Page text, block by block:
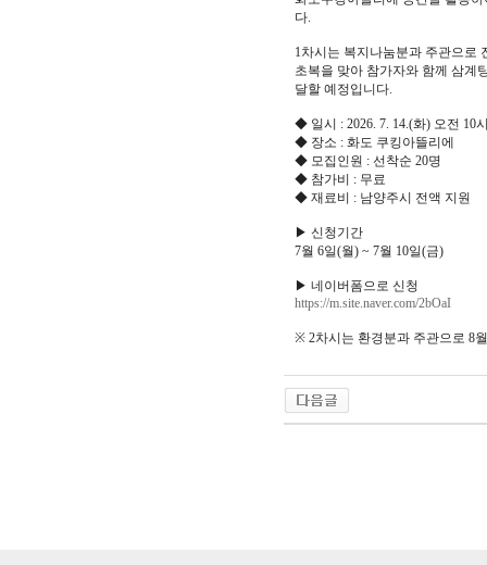
다.
1차시는 복지나눔분과 주관으로
초복을 맞아 참가자와 함께 삼계
달할 예정입니다.
◆ 일시 : 2026. 7. 14.(화) 오전 10
◆ 장소 : 화도 쿠킹아뜰리에
◆ 모집인원 : 선착순 20명
◆ 참가비 : 무료
◆ 재료비 : 남양주시 전액 지원
▶ 신청기간
7월 6일(월) ~ 7월 10일(금)
▶ 네이버폼으로 신청
https://m.site.naver.com/2bOaI
※ 2차시는 환경분과 주관으로 8